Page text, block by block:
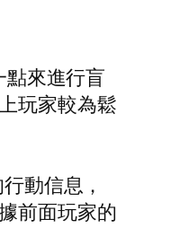
來進行盲
玩家較為鬆
動信息，
前面玩家的